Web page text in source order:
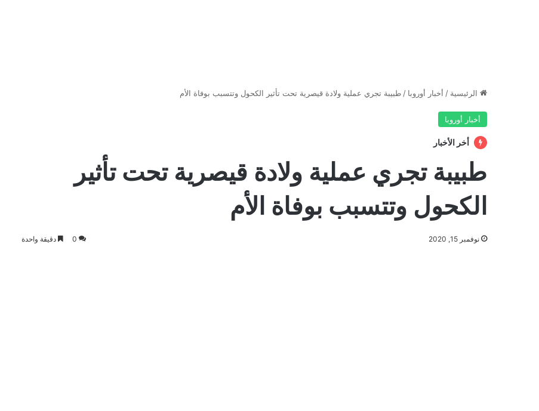
الرئيسية / أخبار أوروبا / طبيبة تجري عملية ولادة قيصرية تحت تأثير الكحول وتتسبب بوفاة الأم
أخبار أوروبا
أخر الأخبار
طبيبة تجري عملية ولادة قيصرية تحت تأثير
الكحول وتتسبب بوفاة الأم
نوفمبر 15, 2020 0 دقيقة واحدة